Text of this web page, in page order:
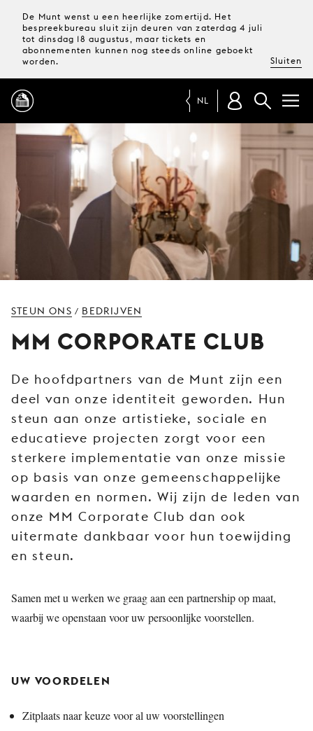
De Munt wenst u een heerlijke zomertijd. Het
bespreekbureau sluit zijn deuren van zaterdag 4 juli
tot dinsdag 18 augustus, maar tickets en
abonnementen kunnen nog steeds online geboekt
worden.
Sluiten
PROGRAMMA
MAGAZINE
TICKETS &
ABONNEMENTEN
UW
PUBLIEK
MUNT
STEUN
ONS
NL
STEUN ONS / BEDRIJVEN
MM CORPORATE CLUB
De hoofdpartners van de Munt zijn een
deel van onze identiteit geworden. Hun
steun aan onze artistieke, sociale en
educatieve projecten zorgt voor een
sterkere implementatie van onze missie
op basis van onze gemeenschappelijke
waarden en normen. Wij zijn de leden van
onze MM Corporate Club dan ook
uitermate dankbaar voor hun toewijding
en steun.
Samen met u werken we graag aan een partnership op maat,
waarbij we openstaan voor uw persoonlijke voorstellen.
UW VOORDELEN
Zitplaats naar keuze voor al uw voorstellingen